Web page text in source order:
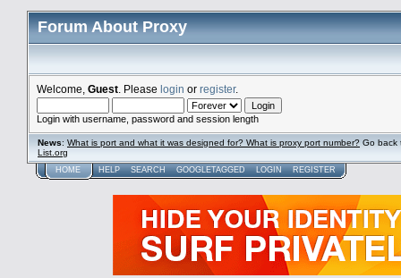
Forum About Proxy
Welcome, Guest . Please login or register.
Login with username, password and session length
News: What is port and what it was designed for? What is proxy port number? Go
List.org
HOME HELP SEARCH GOOGLETAGGED LOGIN REGISTER